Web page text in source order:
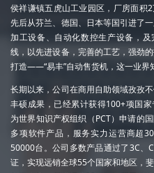
侯祥谦镇五虎山工业园区，厂房面积
先后从芬兰、德国、日本等国引进了
加工设备、自动化数控生产设备，
线，以先进设备，完善的工艺，强劲
打造——“易丰”自动售货机，这一业界
长期以来，公司在商用自助领域孜孜
丰硕成果，已经累计获得100+项国
为世界知识产权组织（PCT）申请的
多项软件产品，服务实力运营商超
50000台。公司多数产品通过了3C、
证，实现远销全球55个国家和地区，